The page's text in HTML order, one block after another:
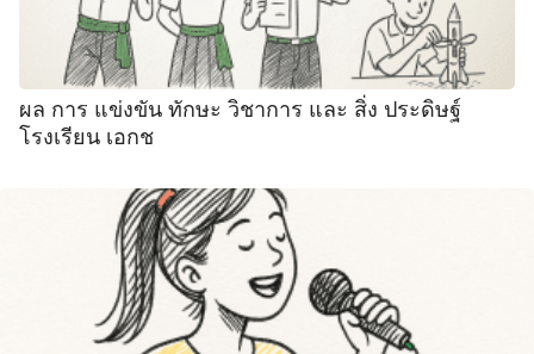
ผล การ แข่งขัน ทักษะ วิชาการ และ สิ่ง ประดิษฐ์
โรงเรียน เอกช